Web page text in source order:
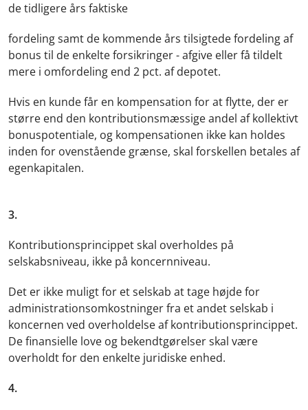
de tidligere års faktiske
fordeling samt de kommende års tilsigtede fordeling af
bonus til de enkelte forsikringer - afgive eller få tildelt
mere i omfordeling end 2 pct. af depotet.
Hvis en kunde får en kompensation for at flytte, der er
større end den kontributionsmæssige andel af kollektivt
bonuspotentiale, og kompensationen ikke kan holdes
inden for ovenstående grænse, skal forskellen betales af
egenkapitalen.
3.
Kontributionsprincippet skal overholdes på
selskabsniveau, ikke på koncernniveau.
Det er ikke muligt for et selskab at tage højde for
administrationsomkostninger fra et andet selskab i
koncernen ved overholdelse af kontributionsprincippet.
De finansielle love og bekendtgørelser skal være
overholdt for den enkelte juridiske enhed.
4.